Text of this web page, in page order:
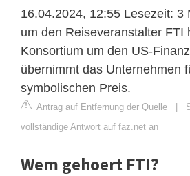
16.04.2024, 12:55 Lesezeit: 3
um den Reiseveranstalter FTI
Konsortium um den US-
übernimmt das Unternehmen
symbolischen Preis.
Antrag auf Entfernung der Quelle |
vollständige Antwort auf faz.net an
Wem gehoert FTI?